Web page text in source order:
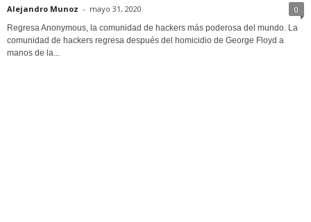
Alejandro Munoz - mayo 31, 2020 0
Regresa Anonymous, la comunidad de hackers más poderosa del mundo. La
comunidad de hackers regresa después del homicidio de George Floyd a
manos de la...